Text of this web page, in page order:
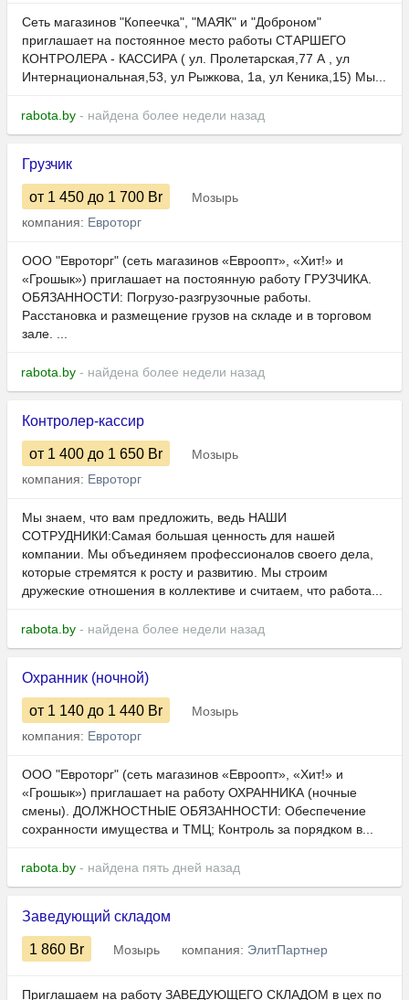
Сеть магазинов "Копеечка", "МАЯК" и "Доброном"
приглашает на постоянное место работы СТАРШЕГО
КОНТРОЛЕРА - КАССИРА ( ул. Пролетарская,77 А , ул
Интернациональная,53, ул Рыжкова, 1а, ул Кеника,15) Мы...
rabota.by - найдена более недели назад
Грузчик
от 1 450 до 1 700 Br
Мозырь
компания: Евроторг
ООО "Евроторг" (сеть магазинов «Евроопт», «Хит!» и
«Грошык») приглашает на постоянную работу ГРУЗЧИКА.
ОБЯЗАННОСТИ: Погрузо-разгрузочные работы.
Расстановка и размещение грузов на складе и в торговом
зале. ...
rabota.by - найдена более недели назад
Контролер-кассир
от 1 400 до 1 650 Br
Мозырь
компания: Евроторг
Мы знаем, что вам предложить, ведь НАШИ
СОТРУДНИКИ:Самая большая ценность для нашей
компании. Мы объединяем профессионалов своего дела,
которые стремятся к росту и развитию. Мы строим
дружеские отношения в коллективе и считаем, что работа...
rabota.by - найдена более недели назад
Охранник (ночной)
от 1 140 до 1 440 Br
Мозырь
компания: Евроторг
ООО "Евроторг" (сеть магазинов «Евроопт», «Хит!» и
«Грошык») приглашает на работу ОХРАННИКА (ночные
смены). ДОЛЖНОСТНЫЕ ОБЯЗАННОСТИ: Обеспечение
сохранности имущества и ТМЦ; Контроль за порядком в...
rabota.by - найдена пять дней назад
Заведующий складом
1 860 Br Мозырь компания: ЭлитПартнер
Приглашаем на работу ЗАВЕДУЮЩЕГО СКЛАДОМ в цех по